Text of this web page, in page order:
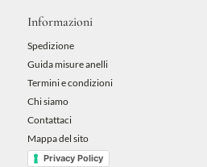
Informazioni
Spedizione
Guida misure anelli
Termini e condizioni
Chi siamo
Contattaci
Mappa del sito
Privacy Policy